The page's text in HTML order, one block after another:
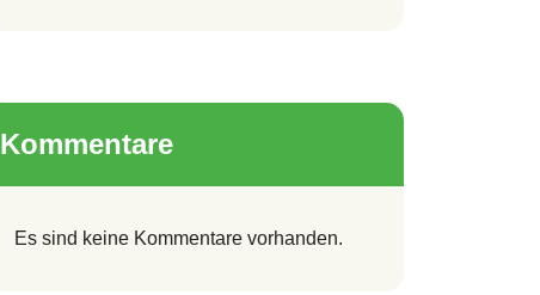
Kommentare
Es sind keine Kommentare vorhanden.